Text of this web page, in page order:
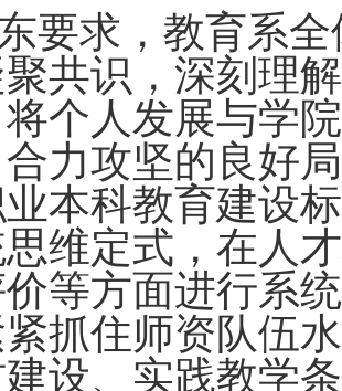
要求，教育系
共识， 深刻理解
个人发展与学
力攻坚的良好
本科教育建设
维定式，在人
价等方面进行系
抓住师资队伍
设、实践教学